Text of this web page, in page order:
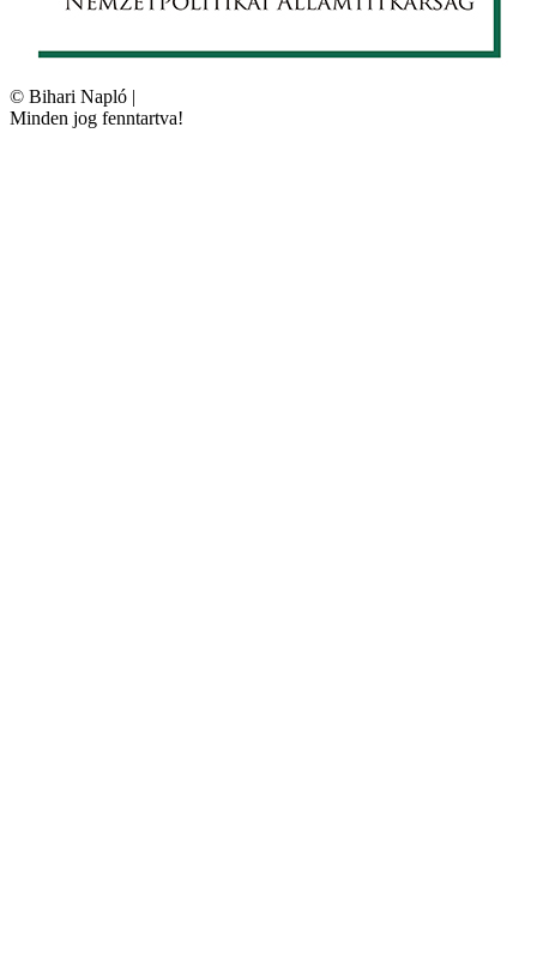
© Bihari Napló |
Minden jog fenntartva!